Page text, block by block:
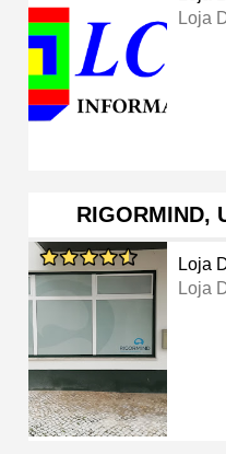
Loja
RIGORMIND,
Loja
Loja